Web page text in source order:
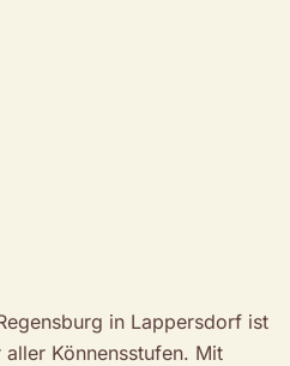
in Lappersdorf ist
Könnensstufen. Mit